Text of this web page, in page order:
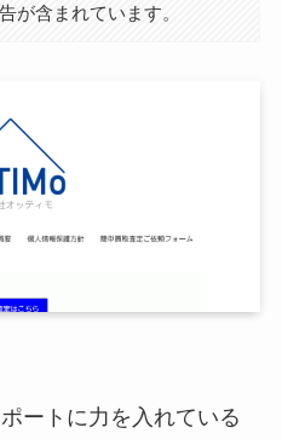
が含まれています。
ートに力を入れている